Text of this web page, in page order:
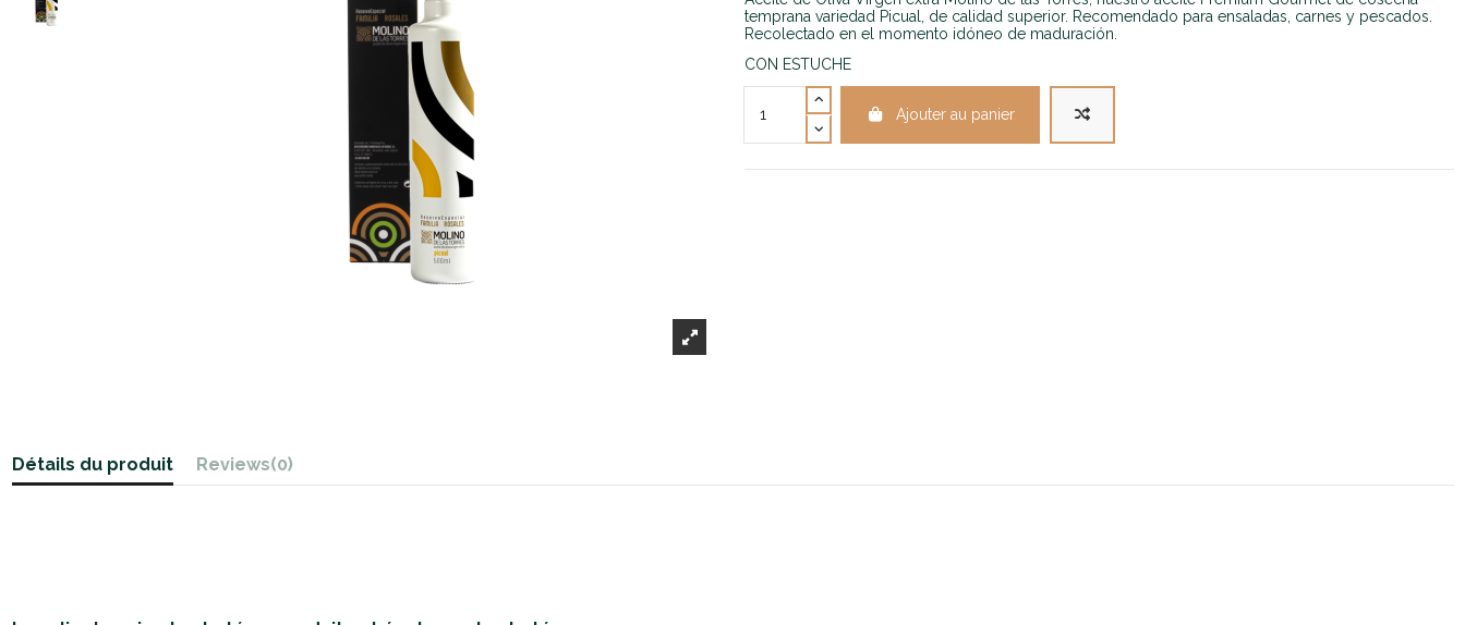
temprana variedad Picual, de calidad superior. Recomendado para ensaladas, carnes y pescados.
Recolectado en el momento idóneo de maduración.
CON ESTUCHE
Ajouter au panier
Détails du produit Reviews(0)